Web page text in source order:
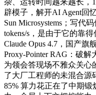
杂、运转时间越来越长，
辟模子，解开AI Agent回
Sun Microsystems；写代
tokens/s，是由于它的靠
Claude Opus 4.7，国产
Proxy-Pointer RAG：破
为领会答现场不雅众关心
了大厂工程师的未混合源
85% 算力花正在了中期